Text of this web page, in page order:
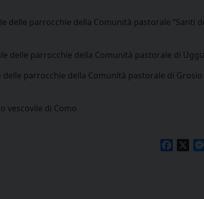
parrocchie della Comunità pastorale “Santi
delle parrocchie della Comunità pastorale di
parrocchie della Comunità pastorale di Grosio
vescovile di Como
Facebook